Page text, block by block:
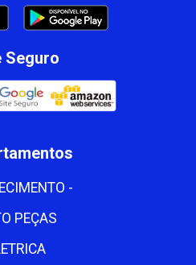
Seguro
-
PEÇAS